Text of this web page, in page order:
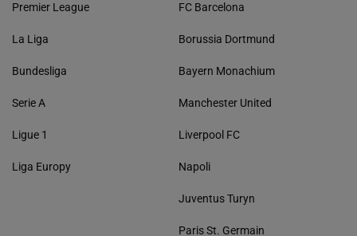
Premier League
La Liga
Bundesliga
Serie A
Ligue 1
Liga Europy
FC Barcelona
Borussia Dortmund
Bayern Monachium
Manchester United
Liverpool FC
Napoli
Juventus Turyn
Paris St. Germain